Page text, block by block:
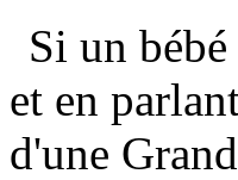
Si un
et en
d'une